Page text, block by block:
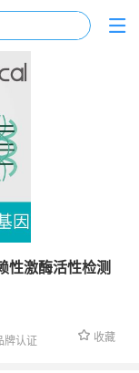
性激酶活性检测
牌认证 收藏